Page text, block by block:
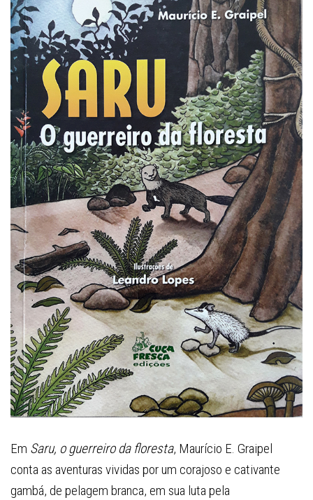
Em Saru, o guerreiro da floresta, Maurício E. Graipel
conta as aventuras vividas por um corajoso e cativante
gambá, de pelagem branca, em sua luta pela